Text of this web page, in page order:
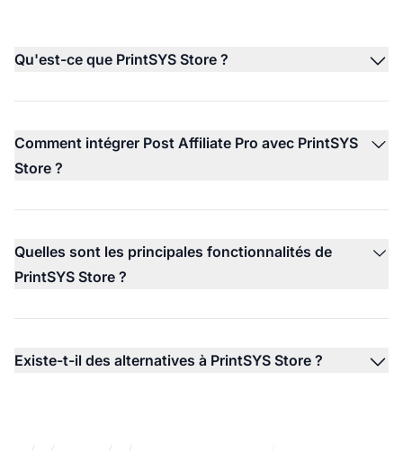
Qu'est-ce que PrintSYS Store ?
Comment intégrer Post Affiliate Pro avec PrintSYS
Store ?
Quelles sont les principales fonctionnalités de
PrintSYS Store ?
Existe-t-il des alternatives à PrintSYS Store ?